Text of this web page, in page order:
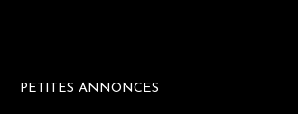
PETITES ANNONCES